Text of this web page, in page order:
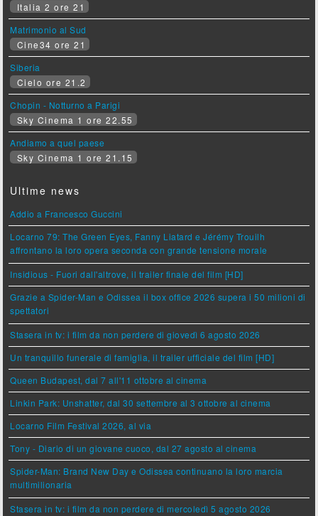
Italia 2 ore 21
Matrimonio al Sud
Cine34 ore 21
Siberia
Cielo ore 21.2
Chopin - Notturno a Parigi
Sky Cinema 1 ore 22.55
Andiamo a quel paese
Sky Cinema 1 ore 21.15
Ultime news
Addio a Francesco Guccini
Locarno 79: The Green Eyes, Fanny Liatard e Jérémy Trouilh
affrontano la loro opera seconda con grande tensione morale
Insidious - Fuori dall'altrove, il trailer finale del film [HD]
Grazie a Spider-Man e Odissea il box office 2026 supera i 50 milioni di
spettatori
Stasera in tv: i film da non perdere di giovedì 6 agosto 2026
Un tranquillo funerale di famiglia, il trailer ufficiale del film [HD]
Queen Budapest, dal 7 all'11 ottobre al cinema
Linkin Park: Unshatter, dal 30 settembre al 3 ottobre al cinema
Locarno Film Festival 2026, al via
Tony - Diario di un giovane cuoco, dal 27 agosto al cinema
Spider-Man: Brand New Day e Odissea continuano la loro marcia
multimilionaria
Stasera in tv: i film da non perdere di mercoledì 5 agosto 2026